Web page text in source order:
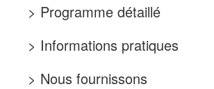
> Programme détaillé
> Informations pratiques
> Nous fournissons